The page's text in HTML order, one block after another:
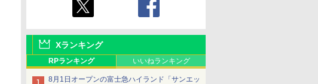
Xランキング
RPランキング いいねランキング
8月1日オープンの富士急ハイランド「サンエッ